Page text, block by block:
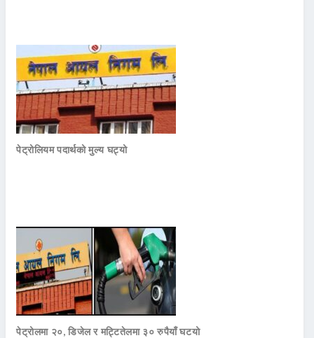
पेट्रोलियम पदार्थको मुल्य घट्यो
पेट्रोलमा २०, डिजेल र मट्टितेलमा ३० रुपैयाँ घटयो